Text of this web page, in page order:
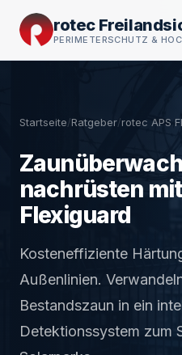
rotec
PERIMETERSCHUTZ &
Startseite/Ratgeber/rotec APS
nachrüsten
Flexiguard
Kosteneffiziente
Außenlinien.
Bestandszaun in ein
Detektionssystem zum